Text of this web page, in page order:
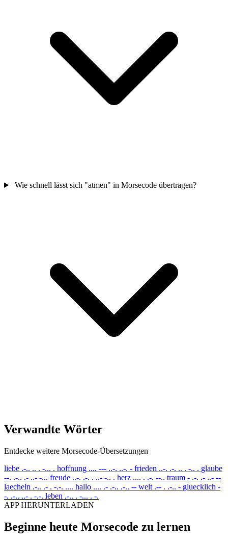
Wie schnell lässt sich "atmen" in Morsecode übertragen?
Verwandte Wörter
Entdecke weitere Morsecode-Übersetzungen
liebe .-.. .. . -... . hoffnung .... --- ..-. ..-. - frieden ..-. .-. .. . -.. . glaube
--. .-.. .- ..- -... freude ..-. .-. . ..- -.. . herz .... . .-. --.. traum - .-. .- ..- --
laecheln .-.. .- . -.-. .... hallo .... .- .-.. .-.. -- welt .-- . .-.. - gluecklich -
-. .-.. ..- . -.-. leben .-.. . -... . -.
APP HERUNTERLADEN
Beginne heute Morsecode zu lernen